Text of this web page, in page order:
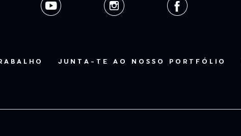
JUNTA-TE AO NOSSO PORTFÓLIO